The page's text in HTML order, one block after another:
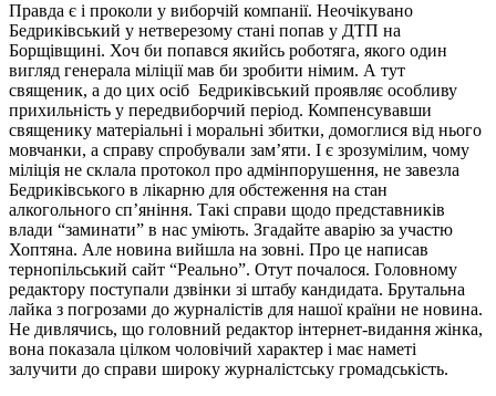
Правда є і проколи у виборчій компанії. Неочікувано
Бедриківський у нетверезому стані попав у ДТП на
Борщівщині. Хоч би попався якийсь роботяга, якого один
вигляд генерала міліції мав би зробити німим. А тут
священик, а до цих осіб Бедриківський проявляє особливу
прихильність у передвиборчий період. Компенсувавши
священику матеріальні і моральні збитки, домоглися від нього
мовчанки, а справу спробували зам’яти. І є зрозумілим, чому
міліція не склала протокол про адмінпорушення, не завезла
Бедриківського в лікарню для обстеження на стан
алкогольного сп’яніння. Такі справи щодо представників
влади “заминати” в нас уміють. Згадайте аварію за участю
Хоптяна. Але новина вийшла на зовні. Про це написав
тернопільський сайт “Реально”. Отут почалося. Головному
редактору поступали дзвінки зі штабу кандидата. Брутальна
лайка з погрозами до журналістів для нашої країни не новина.
Не дивлячись, що головний редактор інтернет-видання жінка,
вона показала цілком чоловічий характер і має наметі
залучити до справи широку журналістську громадськість.